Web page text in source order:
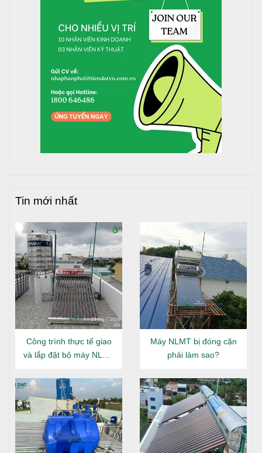
Tin mới nhất
Công trình thực tế giao
và lắp đặt bộ máy NLMT
Đông Hưng Thuận
Máy NLMT bị đóng cặn
phải làm sao?